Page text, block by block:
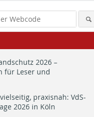
2026 –
für Leser und
praxisnah: VdS-
2026 in Köln